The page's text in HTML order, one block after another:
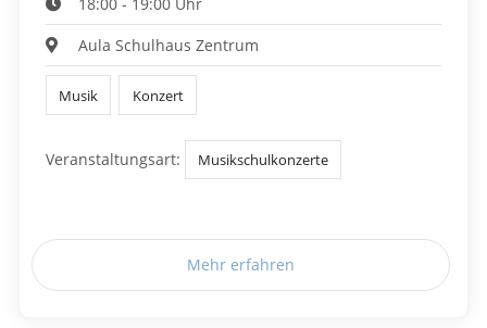
18:00 - 19:00 Uhr
Aula Schulhaus Zentrum
Musik Konzert
Veranstaltungsart: Musikschulkonzerte
Mehr erfahren